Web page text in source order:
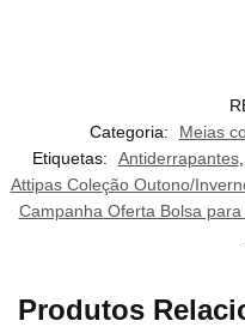
Categoria:
Meias
Etiquetas:
Antiderrapantes,
Attipas Coleção Outono/
Campanha Oferta Bolsa para
Produtos